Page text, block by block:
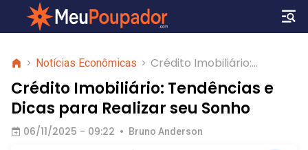
> Notícias Econômicas > Crédito Imobiliário:
Tendências e Dicas para
Realizar seu Sonho
Crédito Imobiliário: Tendências e
Dicas para Realizar seu Sonho
06/11/2025 - 09:22 • Bruno Anderson